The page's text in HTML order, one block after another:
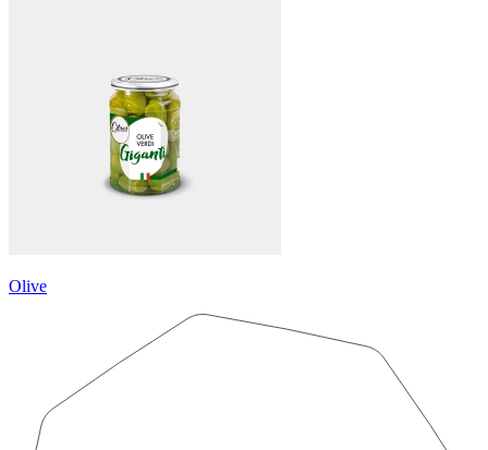
Olive